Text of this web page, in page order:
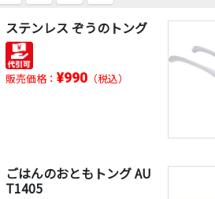
ステンレス ぞうのトング
販売価格：¥990 （税込）
ごはんのおともトング AU
T1405